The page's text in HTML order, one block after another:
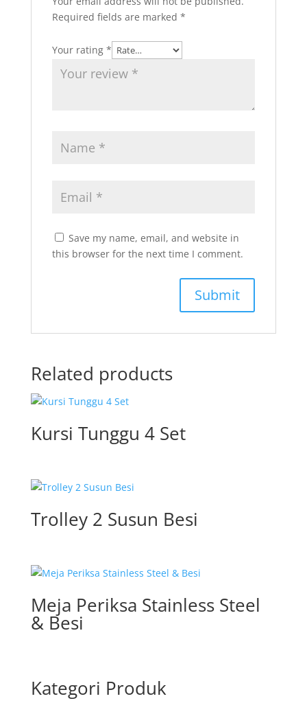
Required fields are marked *
Your rating *
Save my name, email, and website in
this browser for the next time I comment.
Related products
Kursi Tunggu 4 Set
Trolley 2 Susun Besi
Meja Periksa Stainless Steel
& Besi
Kategori Produk